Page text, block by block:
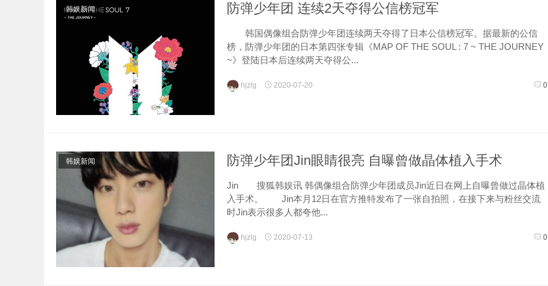
防弹少年团 连续2天夺得公信榜冠军
韩娱新闻
韩国偶像组合防弹少年团连续两天夺得了日本公信榜冠军。据最新的公信
榜，防弹少年团的日本第四张专辑《MAP OF THE SOUL : 7 ~ THE JOURNEY
~》登陆日本后连续两天夺得公...
0
hjzlg 2020-07-20
防弹少年团Jin眼睛很亮 自曝曾做晶体植入手术
韩娱新闻
Jin 搜狐韩娱讯 韩偶像组合防弹少年团成员Jin近日在网上自曝曾做过晶体植
入手术。 Jin本月12日在官方推特发布了一张自拍照，在接下来与粉丝交流
时Jin表示很多人都夸他...
0
hjzlg 2020-07-13